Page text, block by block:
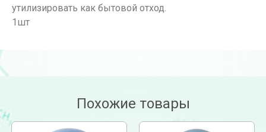
утилизировать как бытовой отход.
1шт
Похожие товары